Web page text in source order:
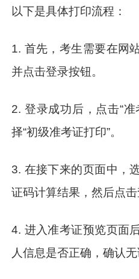
以下是具体打印流程：
1. 首先，考生需要在网
并点击登录按钮。
2. 登录成功后，点击“
择“初级准考证打印”。
3. 在接下来的页面中，
证码计算结果，然后点击
4. 进入准考证预览页面
人信息是否正确，确认